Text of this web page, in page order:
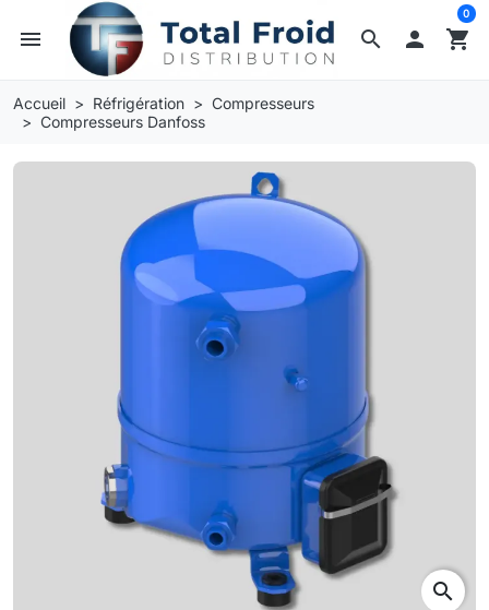
search
menu  shopping_cart
0
Accueil Réfrigération
Compresseurs
Compresseurs Danfoss
search